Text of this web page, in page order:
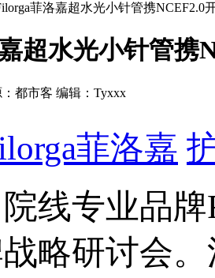
菲洛嘉超水光小针管携NCEF2.0
超水光小针管携
：都市客 编辑：Tyxxx
菲洛嘉
线专业品
略研讨会